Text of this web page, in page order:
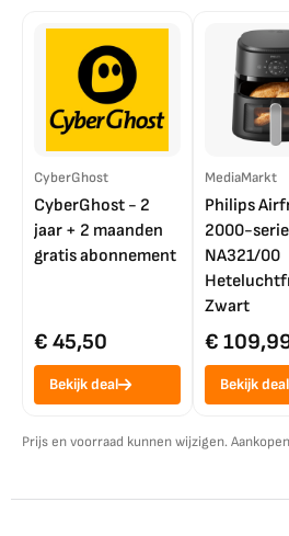
CyberGhost
CyberGhost - 2
jaar + 2 maanden
gratis abonnement
€ 45,50
Bekijk deal
MediaMarkt
Philips
2000-serie
NA321/00
Zwart
€
Bekijk deal
Prijs en voorraad kunnen wijzigen.